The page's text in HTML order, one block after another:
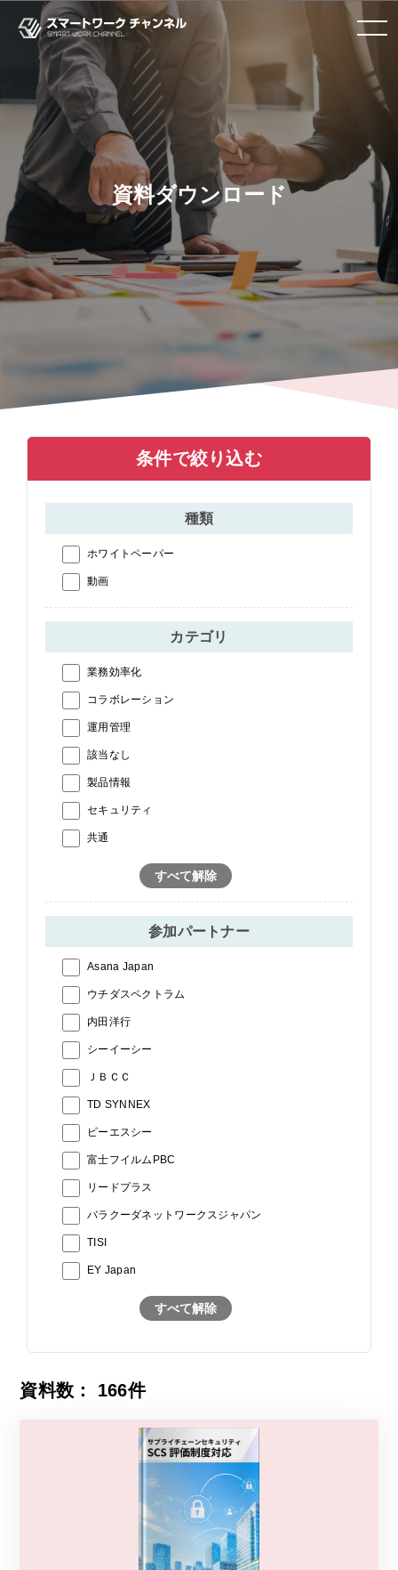
toggle
navigation
資料ダウンロード
条件で絞り込む
種類
ホワイトペーパー
動画
カテゴリ
業務効率化
コラボレーション
運用管理
該当なし
製品情報
セキュリティ
共通
すべて解除
参加パートナー
Asana Japan
ウチダスペクトラム
内田洋行
シーイーシー
ＪＢＣＣ
TD SYNNEX
ピーエスシー
富士フイルムPBC
リードプラス
バラクーダネットワークスジャパン
TISI
EY Japan
すべて解除
資料数： 166件